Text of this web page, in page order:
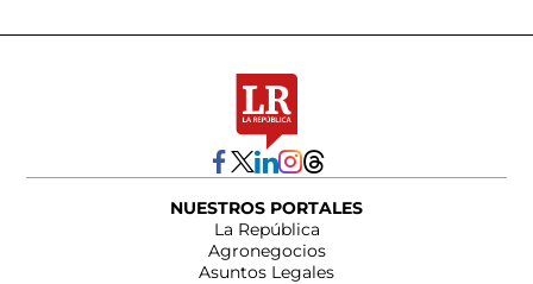
NUESTROS PORTALES
La República
Agronegocios
Asuntos Legales